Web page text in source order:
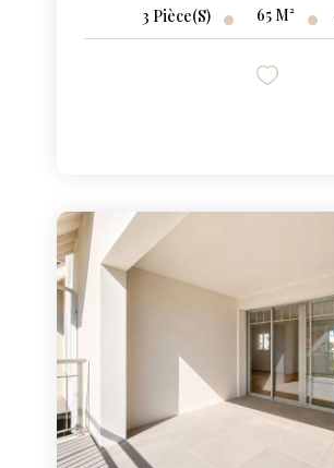
3 Pièce(s) 65 M²